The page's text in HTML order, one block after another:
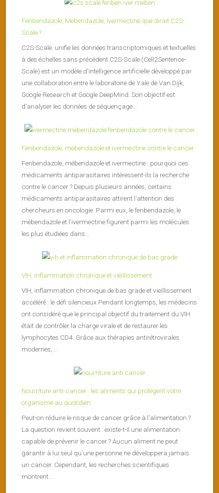
Fenbendazole, Mebendazole, Ivermectine que dirait C2S-
Scale ?
C2S-Scale unifie les données transcriptomiques et textuelles
à des échelles sans précédent C2S-Scale (Cell2Sentence-
Scale) est un modèle d’intelligence artificielle développé par
une collaboration entre le laboratoire de Yale de Van Dijk,
Google Research et Google DeepMind. Son objectif est
d’analyser les données de séquençage...
Fenbendazole, mébendazole et ivermectine contre le cancer
Fenbendazole, mébendazole et ivermectine : pourquoi ces
médicaments antiparasitaires intéressent-ils la recherche
contre le cancer ? Depuis plusieurs années, certains
médicaments antiparasitaires attirent l’attention des
chercheurs en oncologie. Parmi eux, le fenbendazole, le
mébendazole et l’ivermectine figurent parmi les molécules
les plus étudiées dans...
VIH, inflammation chronique et vieillissement
VIH, inflammation chronique de bas grade et vieillissement
accéléré : le défi silencieux Pendant longtemps, les médecins
ont considéré que le principal objectif du traitement du VIH
était de contrôler la charge virale et de restaurer les
lymphocytes CD4. Grâce aux thérapies antirétrovirales
modernes,...
Nourriture anti-cancer : les aliments qui protègent votre
organisme au quotidien
Peut-on réduire le risque de cancer grâce à l’alimentation ?
La question revient souvent : existe-t-il une alimentation
capable de prévenir le cancer ? Aucun aliment ne peut
garantir à lui seul qu’une personne ne développera jamais
un cancer. Cependant, les recherches scientifiques
montrent...